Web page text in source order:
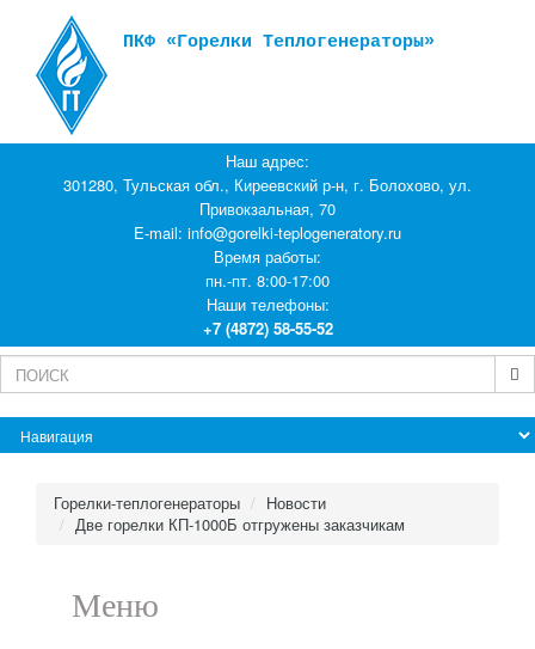
ПКФ «Горелки Теплогенераторы»
Наш адрес:
301280, Тульская обл., Киреевский р-н, г. Болохово, ул.
Привокзальная, 70
E-mail: info@gorelki-teplogeneratory.ru
Время работы:
пн.-пт. 8:00-17:00
Наши телефоны:
+7 (4872) 58-55-52
Горелки-теплогенераторы
Новости
Две горелки КП-1000Б отгружены заказчикам
Меню